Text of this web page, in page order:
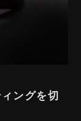
ングを切